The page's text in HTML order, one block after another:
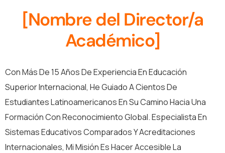
[Nombre del Director/a
Académico]
Con Más De 15 Años De Experiencia En Educación
Superior Internacional, He Guiado A Cientos De
Estudiantes Latinoamericanos En Su Camino Hacia Una
Formación Con Reconocimiento Global. Especialista En
Sistemas Educativos Comparados Y Acreditaciones
Internacionales, Mi Misión Es Hacer Accesible La